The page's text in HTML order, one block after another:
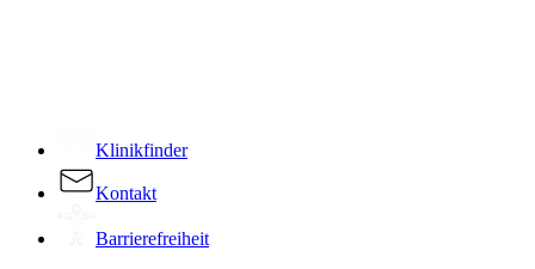
Klinikfinder
Kontakt
Barrierefreiheit